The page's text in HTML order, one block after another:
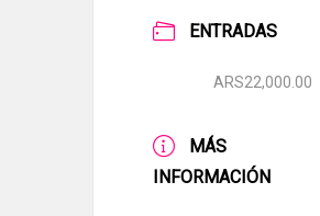
ENTRADAS
ARS22,000.00
MÁS
INFORMACIÓN